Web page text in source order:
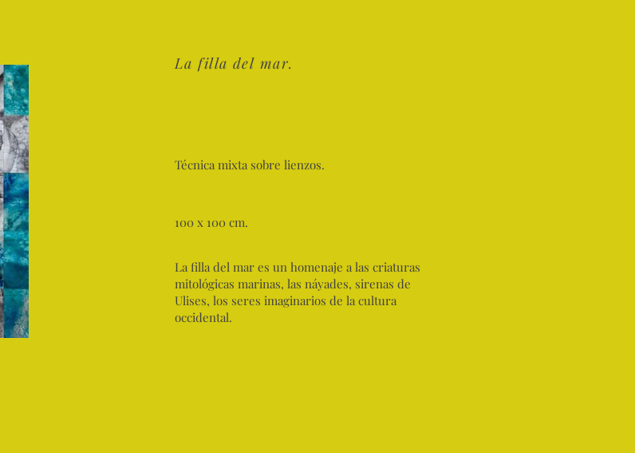
La filla del mar.
Técnica mixta sobre lienzos.
100 x 100 cm.
La filla del mar es un homenaje a las criaturas
mitológicas marinas, las náyades, sirenas de
Ulises, los seres imaginarios de la cultura
occidental.